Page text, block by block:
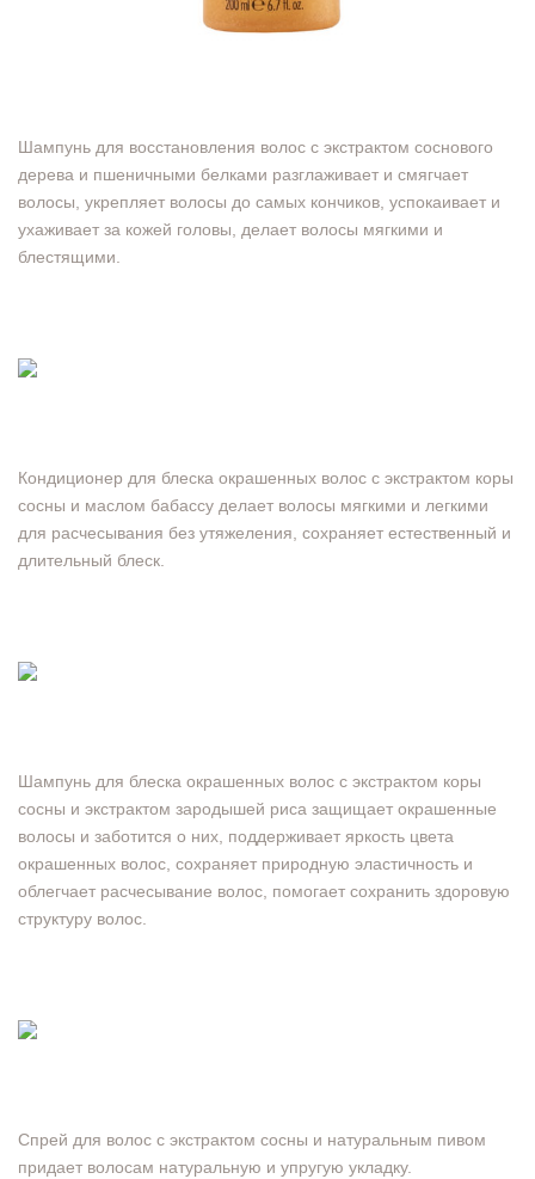
Шампунь для восстановления волос с экстрактом соснового
дерева и пшеничными белками разглаживает и смягчает
волосы, укрепляет волосы до самых кончиков, успокаивает и
ухаживает за кожей головы, делает волосы мягкими и
блестящими.
Кондиционер для блеска окрашенных волос с экстрактом коры
сосны и маслом бабассу делает волосы мягкими и легкими
для расчесывания без утяжеления, сохраняет естественный и
длительный блеск.
Шампунь для блеска окрашенных волос с экстрактом коры
сосны и экстрактом зародышей риса защищает окрашенные
волосы и заботится о них, поддерживает яркость цвета
окрашенных волос, сохраняет природную эластичность и
облегчает расчесывание волос, помогает сохранить здоровую
структуру волос.
Спрей для волос с экстрактом сосны и натуральным пивом
придает волосам натуральную и упругую укладку.